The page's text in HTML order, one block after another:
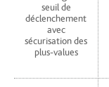
seuil de
déclenchement
avec
sécurisation des
plus-values